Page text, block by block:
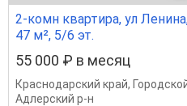
2-комн квартира, ул
47 м², 5/6 эт.
55 000 ₽ в месяц
Краснодарский край,
Адлерский р-н